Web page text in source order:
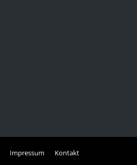
Impressum Kontakt